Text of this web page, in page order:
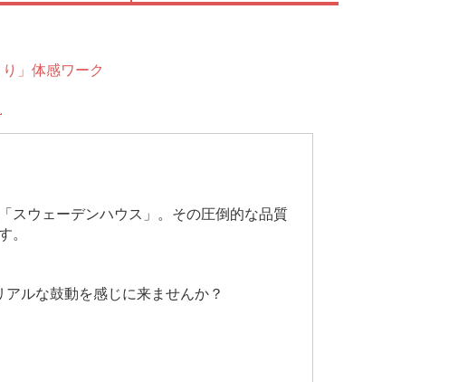
」体感ワーク
スウェーデンハウス」。その圧倒的な品質
。
ルな鼓動を感じに来ませんか？